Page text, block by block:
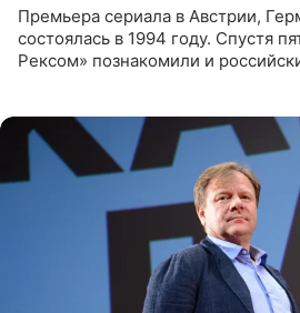
Премьера сериала в Австрии,
состоялась в 1994 году. Спустя
Рексом» познакомили и